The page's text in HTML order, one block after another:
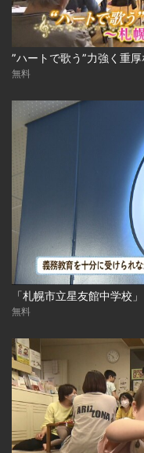
”ハートで歌う”力強く重
無料
「札幌市立星友館中学校」
無料